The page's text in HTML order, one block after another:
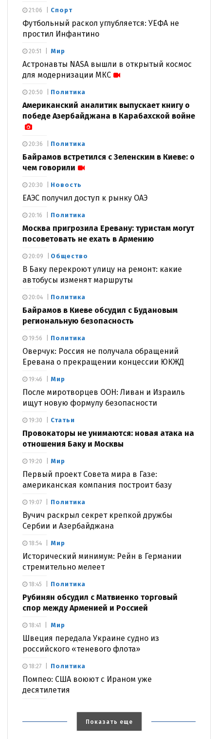
Спорт
Футбольный раскол углубляется: УЕФА не
простил Инфантино
21:06
Мир
Астронавты NASA вышли в открытый космос
для модернизации МКС
20:51
Политика
Американский аналитик выпускает книгу о
победе Азербайджана в Карабахской войне
20:50
Политика
Байрамов встретился с Зеленским в Киеве: о
чем говорили
20:36
Новость
ЕАЭС получил доступ к рынку ОАЭ
20:30
Политика
Москва пригрозила Еревану: туристам могут
посоветовать не ехать в Армению
20:16
Общество
В Баку перекроют улицу на ремонт: какие
автобусы изменят маршруты
20:09
Политика
Байрамов в Киеве обсудил с Будановым
региональную безопасность
20:04
Политика
Оверчук: Россия не получала обращений
Еревана о прекращении концессии ЮКЖД
19:56
Мир
После миротворцев ООН: Ливан и Израиль
ищут новую формулу безопасности
19:46
Статьи
Провокаторы не унимаются: новая атака на
отношения Баку и Москвы
19:30
Мир
Первый проект Совета мира в Газе:
американская компания построит базу
19:20
Политика
Вучич раскрыл секрет крепкой дружбы
Сербии и Азербайджана
19:07
Мир
Исторический минимум: Рейн в Германии
стремительно мелеет
18:54
Политика
Рубинян обсудил с Матвиенко торговый
спор между Арменией и Россией
18:45
Мир
Швеция передала Украине судно из
российского «теневого флота»
18:41
Политика
Помпео: США воюют с Ираном уже
десятилетия
18:27
Показать еще